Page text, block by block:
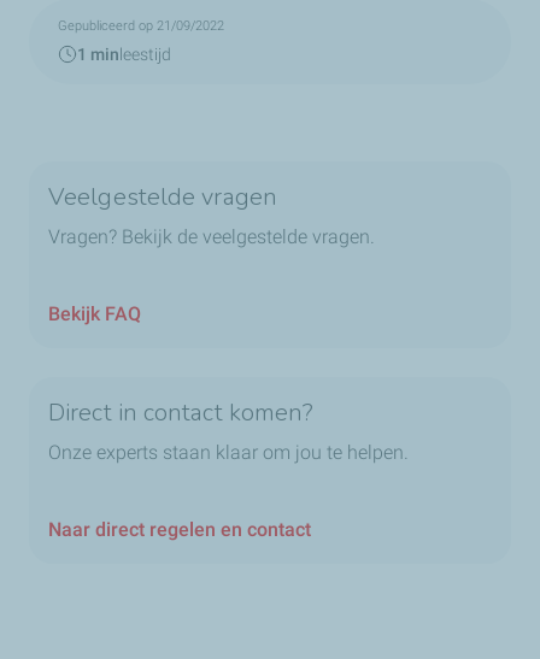
Gepubliceerd op 21/09/2022
1 minleestijd
Veelgestelde vragen
Vragen? Bekijk de veelgestelde vragen.
Bekijk FAQ
Direct in contact komen?
Onze experts staan klaar om jou te helpen.
Naar direct regelen en contact